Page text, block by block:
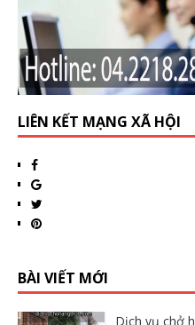
LIÊN KẾT MẠNG XÃ HỘI
BÀI VIẾT MỚI
Dịch vụ chở